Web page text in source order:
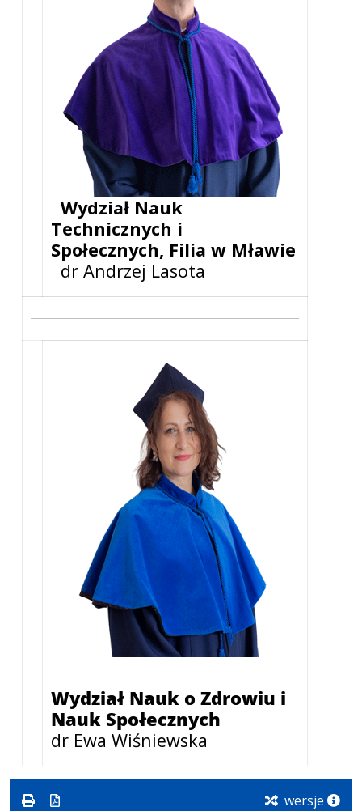
Wydział Nauk
Technicznych i
Społecznych, Filia w Mławie
dr Andrzej Lasota
Wydział Nauk o Zdrowiu i
Nauk Społecznych
dr Ewa Wiśniewska
wersje